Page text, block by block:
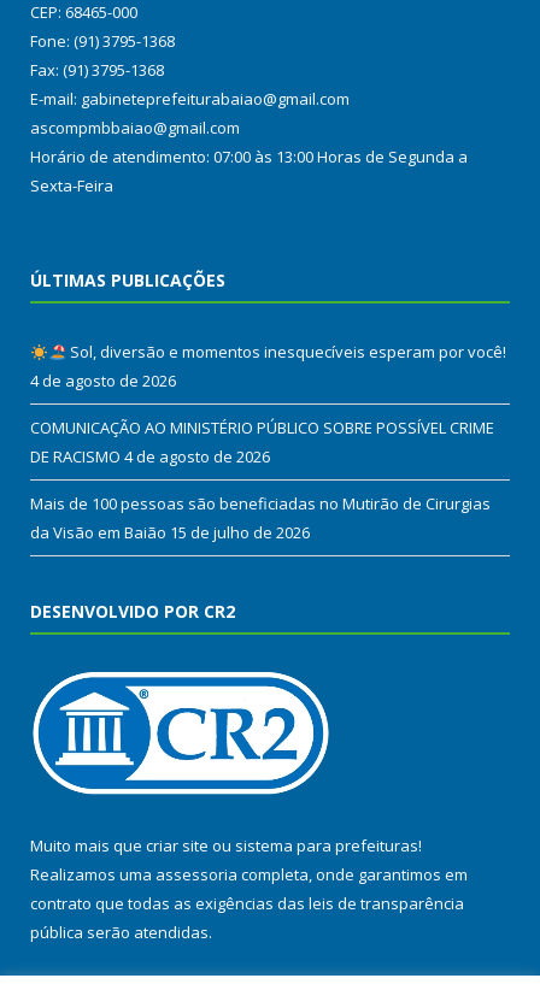
CEP: 68465-000
Fone: (91) 3795-1368
Fax: (91) 3795-1368
E-mail: gabineteprefeiturabaiao@gmail.com
ascompmbbaiao@gmail.com
Horário de atendimento: 07:00 às 13:00 Horas de Segunda a
Sexta-Feira
ÚLTIMAS PUBLICAÇÕES
Sol, diversão e momentos inesquecíveis esperam por você!
4 de agosto de 2026
COMUNICAÇÃO AO MINISTÉRIO PÚBLICO SOBRE POSSÍVEL CRIME
DE RACISMO 4 de agosto de 2026
Mais de 100 pessoas são beneficiadas no Mutirão de Cirurgias
da Visão em Baião 15 de julho de 2026
DESENVOLVIDO POR CR2
Muito mais que criar site ou sistema para prefeituras!
Realizamos uma assessoria completa, onde garantimos em
contrato que todas as exigências das leis de transparência
pública serão atendidas.